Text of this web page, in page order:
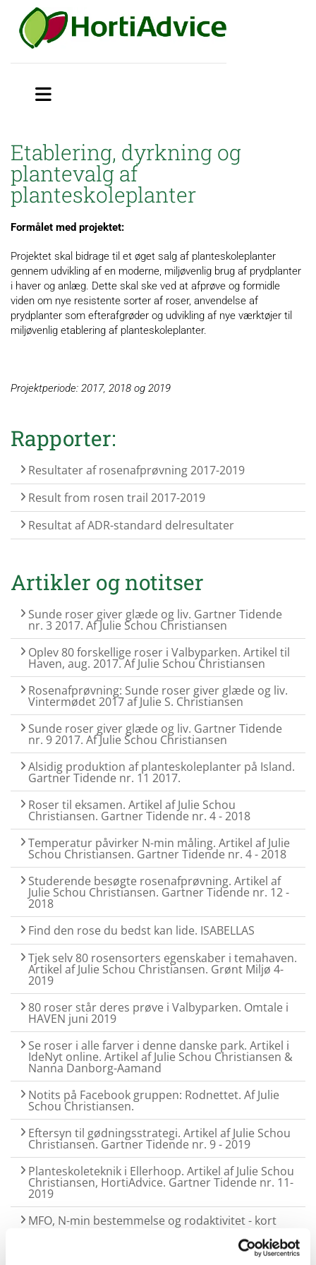
Etablering, dyrkning og
plantevalg af
planteskoleplanter
Formålet med projektet:
Projektet skal bidrage til et øget salg af planteskoleplanter
gennem udvikling af en moderne, miljøvenlig brug af prydplanter
i haver og anlæg. Dette skal ske ved at afprøve og formidle
viden om nye resistente sorter af roser, anvendelse af
prydplanter som efterafgrøder og udvikling af nye værktøjer til
miljøvenlig etablering af planteskoleplanter.
Projektperiode: 2017, 2018 og 2019
Rapporter:
Resultater af rosenafprøvning 2017-2019
Result from rosen trail 2017-2019
Resultat af ADR-standard delresultater
Artikler og notitser
Sunde roser giver glæde og liv. Gartner Tidende
nr. 3 2017. Af Julie Schou Christiansen
Oplev 80 forskellige roser i Valbyparken. Artikel til
Haven, aug. 2017. Af Julie Schou Christiansen
Rosenafprøvning: Sunde roser giver glæde og liv.
Vintermødet 2017 af Julie S. Christiansen
Sunde roser giver glæde og liv. Gartner Tidende
nr. 9 2017. Af Julie Schou Christiansen
Alsidig produktion af planteskoleplanter på Island.
Gartner Tidende nr. 11 2017.
Roser til eksamen. Artikel af Julie Schou
Christiansen. Gartner Tidende nr. 4 - 2018
Temperatur påvirker N-min måling. Artikel af Julie
Schou Christiansen. Gartner Tidende nr. 4 - 2018
Studerende besøgte rosenafprøvning. Artikel af
Julie Schou Christiansen. Gartner Tidende nr. 12 -
2018
Find den rose du bedst kan lide. ISABELLAS
Tjek selv 80 rosensorters egenskaber i temahaven.
Artikel af Julie Schou Christiansen. Grønt Miljø 4-
2019
80 roser står deres prøve i Valbyparken. Omtale i
HAVEN juni 2019
Se roser i alle farver i denne danske park. Artikel i
IdeNyt online. Artikel af Julie Schou Christiansen &
Nanna Danborg-Aamand
Notits på Facebook gruppen: Rodnettet. Af Julie
Schou Christiansen.
Eftersyn til gødningsstrategi. Artikel af Julie Schou
Christiansen. Gartner Tidende nr. 9 - 2019
Planteskoleteknik i Ellerhoop. Artikel af Julie Schou
Christiansen, HortiAdvice. Gartner Tidende nr. 11-
2019
MFO, N-min bestemmelse og rodaktivitet - kort
Roser viser deres værd. Artikel fra RosenNyt af